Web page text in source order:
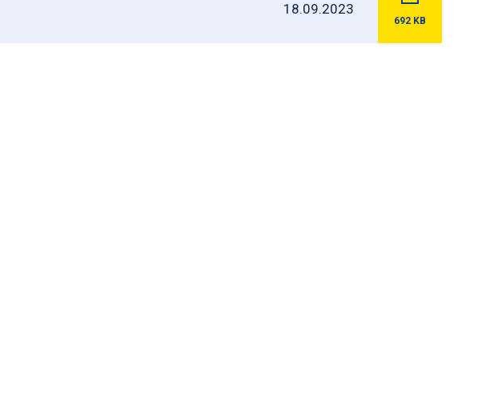
18.09.2023
692 KB